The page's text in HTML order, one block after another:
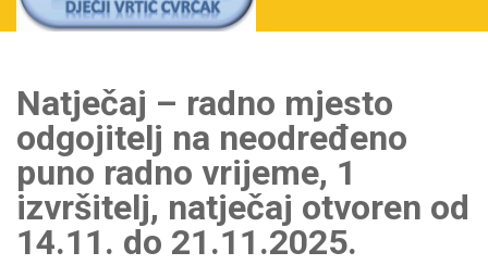
Natječaj – radno mjesto
odgojitelj na neodređeno
puno radno vrijeme, 1
izvršitelj, natječaj otvoren od
14.11. do 21.11.2025.